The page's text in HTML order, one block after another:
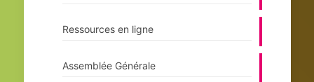
Ressources en ligne
Assemblée Générale